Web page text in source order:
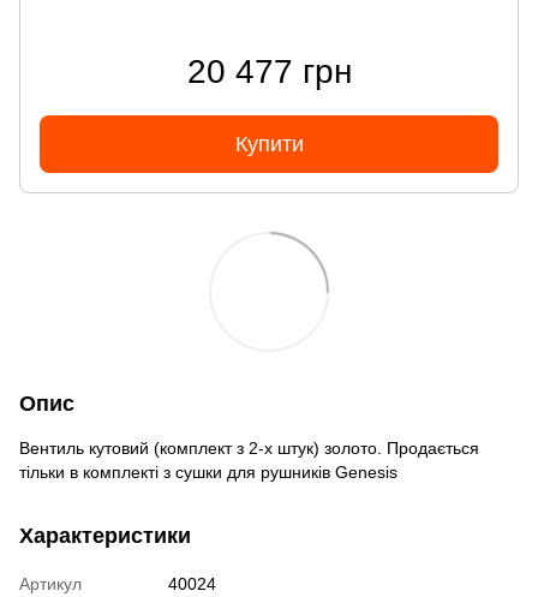
20 477 грн
Купити
Опис
Вентиль кутовий (комплект з 2-х штук) золото. Продається
тільки в комплекті з сушки для рушників Genesis
Характеристики
Артикул
40024